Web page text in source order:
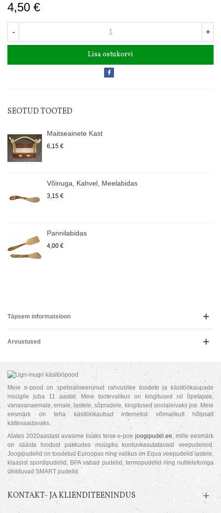
4,50 €
- +
Lisa ostukorvi
SEOTUD TOOTED
Maitseainete Kast
6,15 €
Võinuga, Kahvel, Meelabidas
3,15 €
Pannilabidas
4,00 €
Täpsem informatsioon
Arvustused
Meie e-pood on spetsialiseerunud rahvuslike toodete ja käsitöökaupade
müügile juba 11 aastat. Meie tootevalikus on kingitused nii õpetajale,
vanavanaemale, emale, lastele, sõpradele, kingitused soolaleivaks jne. Meie
eesmärk on teha käsitöökaubad internetist võimalikult hõlpsalt
kättesaadavaks.
Alates 2020aastast avasime lisaks teise e-poejoogipudel.ee, mille eesmärk
on säästa loodust pakkudes müügiks korduvkasutatavaid veepudeleid.
Joogipudelid on toodetud Euroopas ning valikus on Equa veepudelid lastele,
klaasist spordipudelid, BPA vabad pudelid, termopudelid ning nutitelefoniga
ühilduvad SMART pudelid.
KONTAKT- JA KLIENDITEENINDUS